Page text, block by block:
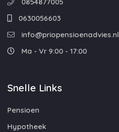
0630056603
info@priopensioenadvies.nl
Ma - Vr 9:00 - 17:00
Snelle Links
Pensioen
Hypotheek